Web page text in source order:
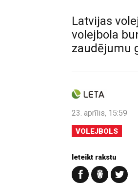
Latvijas
volejbola
zaudējumu
23. aprīlis, 15:59
VOLEJBOLS
Ieteikt rakstu